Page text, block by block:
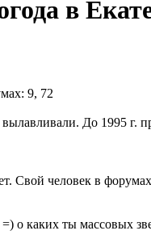
в
До 1995
о каких ты массовых